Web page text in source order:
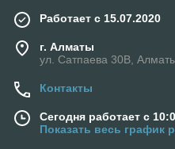
Работает с 15.07.2020
г. Алматы
ул. Сатпаева 30В,
Контакты
Сегодня работает с
Показать весь график